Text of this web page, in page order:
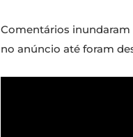
Comentários inundaram
no anúncio até foram